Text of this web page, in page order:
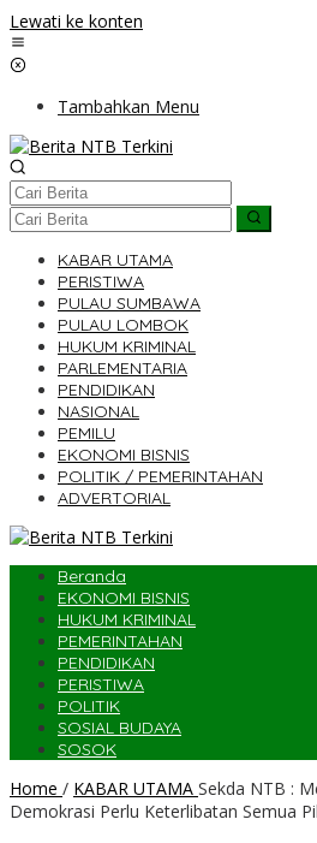
Lewati ke konten
Tambahkan Menu
KABAR UTAMA
PERISTIWA
PULAU SUMBAWA
PULAU LOMBOK
HUKUM KRIMINAL
PARLEMENTARIA
PENDIDIKAN
NASIONAL
PEMILU
EKONOMI BISNIS
POLITIK / PEMERINTAHAN
ADVERTORIAL
Beranda
EKONOMI BISNIS
HUKUM KRIMINAL
PEMERINTAHAN
PENDIDIKAN
PERISTIWA
POLITIK
SOSIAL BUDAYA
SOSOK
Home / KABAR UTAMA Sekda NTB :
Demokrasi Perlu Keterlibatan Semua